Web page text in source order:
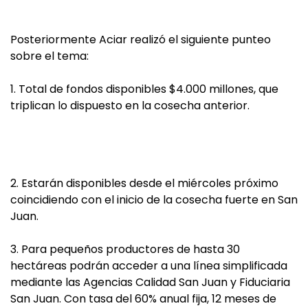
Posteriormente Aciar realizó el siguiente punteo
sobre el tema:
1. Total de fondos disponibles $4.000 millones, que
triplican lo dispuesto en la cosecha anterior.
2. Estarán disponibles desde el miércoles próximo
coincidiendo con el inicio de la cosecha fuerte en San
Juan.
3. Para pequeños productores de hasta 30
hectáreas podrán acceder a una línea simplificada
mediante las Agencias Calidad San Juan y Fiduciaria
San Juan. Con tasa del 60% anual fija, 12 meses de